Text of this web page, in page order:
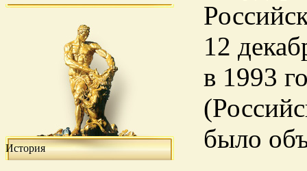
История
12
в 1993
было